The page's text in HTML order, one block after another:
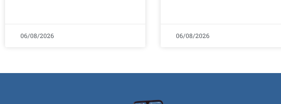
06/08/2026 06/08/2026